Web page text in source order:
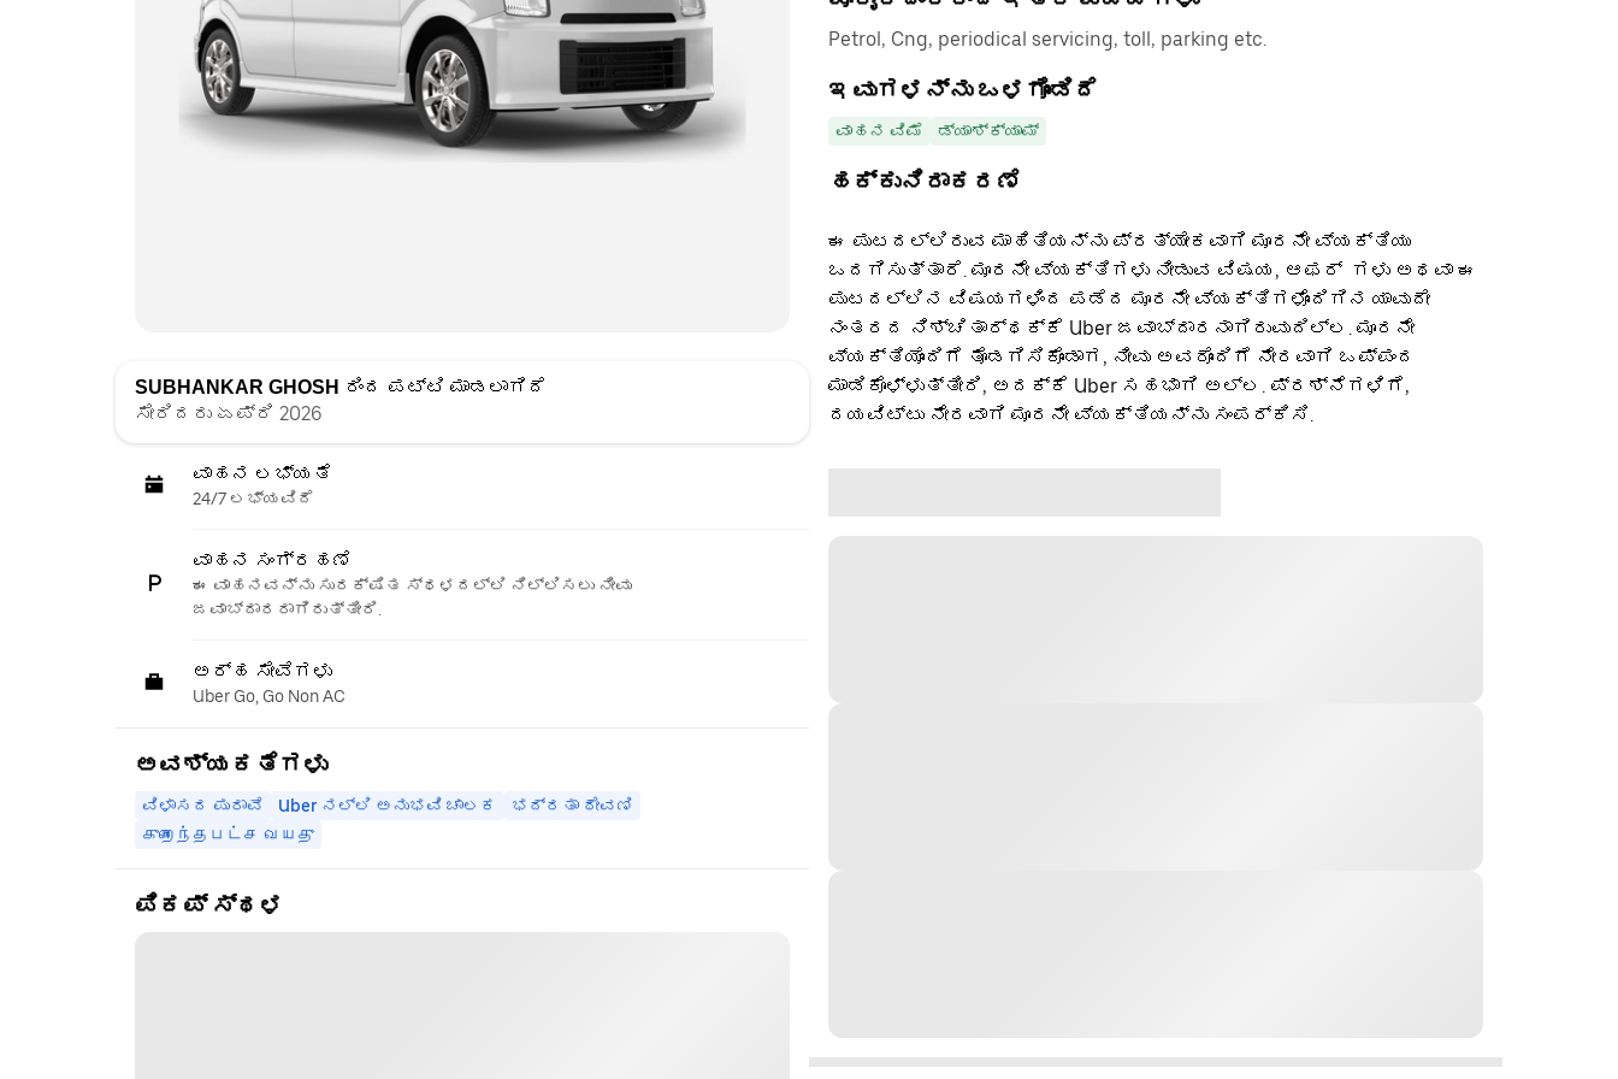
SUBHANKAR GHOSH ರಿಂದ ಪಟ್ಟಿ ಮಾಡಲಾಗಿದೆ
ಸೇರಿದರು ಏಪ್ರಿ 2026
ವಾಹನ ಲಭ್ಯತೆ
24/7 ಲಭ್ಯವಿದೆ
ವಾಹನ ಸಂಗ್ರಹಣೆ
ಈ ವಾಹನವನ್ನು ಸುರಕ್ಷಿತ ಸ್ಥಳದಲ್ಲಿ ನಿಲ್ಲಿಸಲು ನೀವು
ಜವಾಬ್ದಾರರಾಗಿರುತ್ತೀರಿ.
ಅರ್ಹ ಸೇವೆಗಳು
Uber Go, Go Non AC
ಅವಶ್ಯಕತೆಗಳು
ವಿಳಾಸದ ಪುರಾವೆ Uber ನಲ್ಲಿ ಅನುಭವಿ ಚಾಲಕ
ಭದ್ರತಾ ಠೇವಣಿ
குறைந்தபட்ச வயது
ಪಿಕಪ್ ಸ್ಥಳ
Petrol, Cng, periodical servicing, toll, parking etc.
ಇವುಗಳನ್ನು ಒಳಗೊಂಡಿದೆ
ವಾಹನ ವಿಮೆ ಡ್ಯಾಶ್‌ಕ್ಯಾಮ್
ಹಕ್ಕುನಿರಾಕರಣೆ
ಈ ಪುಟದಲ್ಲಿರುವ ಮಾಹಿತಿಯನ್ನು ಪ್ರತ್ಯೇಕವಾಗಿ ಮೂರನೇ ವ್ಯಕ್ತಿಯು
ಒದಗಿಸುತ್ತಾರೆ. ಮೂರನೇ ವ್ಯಕ್ತಿಗಳು ನೀಡುವ ವಿಷಯ, ಆಫರ್ ‌ ಗಳು ಅಥವಾ ಈ
ಪುಟದಲ್ಲಿನ ವಿಷಯಗಳಿಂದ ಪಡೆದ ಮೂರನೇ ವ್ಯಕ್ತಿಗಳೊಂದಿಗಿನ ಯಾವುದೇ
ನಂತರದ ನಿಶ್ಚಿತಾರ್ಥಕ್ಕೆ Uber ಜವಾಬ್ದಾರನಾಗಿರುವುದಿಲ್ಲ. ಮೂರನೇ
ವ್ಯಕ್ತಿಯೊಂದಿಗೆ ತೊಡಗಿಸಿಕೊಂಡಾಗ, ನೀವು ಅವರೊಂದಿಗೆ ನೇರವಾಗಿ ಒಪ್ಪಂದ
ಮಾಡಿಕೊಳ್ಳುತ್ತೀರಿ, ಅದಕ್ಕೆ Uber ಸಹಭಾಗಿ ಅಲ್ಲ. ಪ್ರಶ್ನೆಗಳಿಗೆ,
ದಯವಿಟ್ಟು ನೇರವಾಗಿ ಮೂರನೇ ವ್ಯಕ್ತಿಯನ್ನು ಸಂಪರ್ಕಿಸಿ.